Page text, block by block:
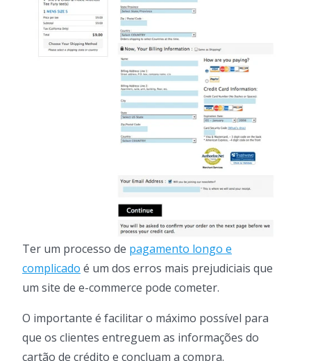
Ter um processo de pagamento longo e
complicado é um dos erros mais prejudiciais que
um site de e-commerce pode cometer.
O importante é facilitar o máximo possível para
que os clientes entreguem as informações do
cartão de crédito e concluam a compra.